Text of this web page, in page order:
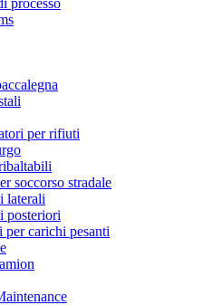
per rifiuti
soccorso stradale
laterali
posteriori
per carichi pesanti